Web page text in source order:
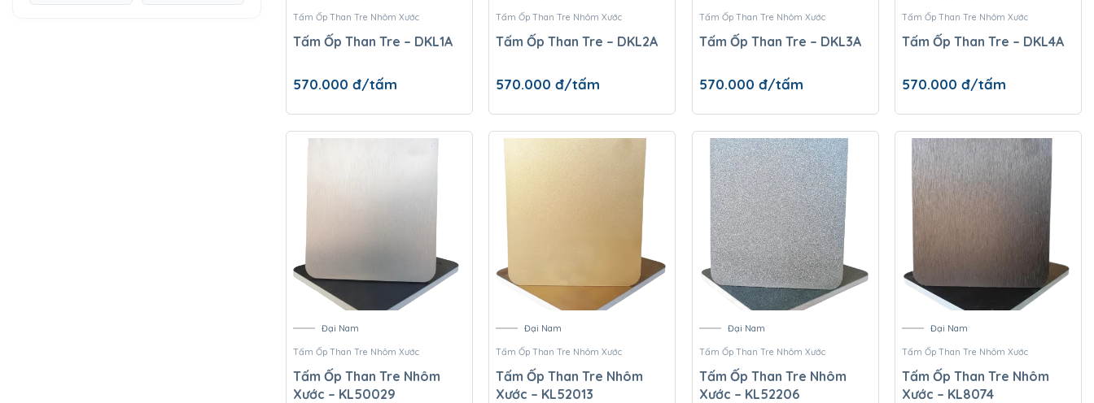
Tấm Ốp Than Tre Nhôm Xước
Tấm Ốp Than Tre – DKL1A
570.000 đ/tấm
Tấm Ốp Than Tre Nhôm Xước
Tấm Ốp Than Tre – DKL2A
570.000đ/tấm
Tấm Ốp Than Tre Nhôm Xước
Tấm Ốp Than Tre – DKL3A
570.000 đ/tấm
Tấm Ốp Than Tre Nhôm Xước
Tấm Ốp Than Tre – DKL4A
570.000đ/tấm
Đại Nam
Tấm Ốp Than Tre Nhôm Xước
Tấm Ốp Than Tre Nhôm
Xước – KL50029
Đại Nam
Tấm Ốp Than Tre Nhôm Xước
Tấm Ốp Than Tre Nhôm
Xước – KL52013
Đại Nam
Tấm Ốp Than Tre Nhôm Xước
Tấm Ốp Than Tre Nhôm
Xước – KL52206
Đại Nam
Tấm Ốp Than Tre Nhôm Xước
Tấm Ốp Than Tre Nhôm
Xước – KL8074